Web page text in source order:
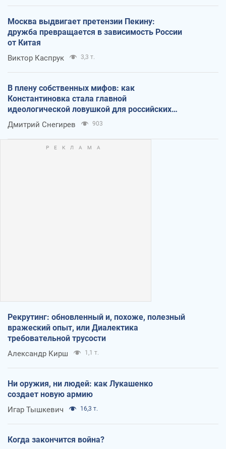
Москва выдвигает претензии Пекину:
дружба превращается в зависимость России
от Китая
Виктор Каспрук 3,3 т.
В плену собственных мифов: как
Константиновка стала главной
идеологической ловушкой для российских
оккупантов
Дмитрий Снегирев 903
Рекрутинг: обновленный и, похоже, полезный
вражеский опыт, или Диалектика
требовательной трусости
Александр Кирш 1,1 т.
Ни оружия, ни людей: как Лукашенко
создает новую армию
Игар Тышкевич 16,3 т.
Когда закончится война?